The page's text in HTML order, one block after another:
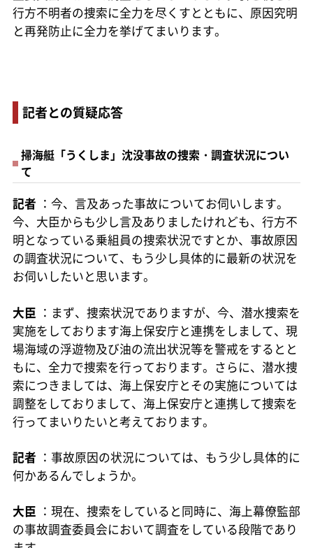
行方不明者の捜索に全力を尽くすとともに、原因究明
と再発防止に全力を挙げてまいります。
記者との質疑応答
掃海艇「うくしま」沈没事故の捜索・調査状況につい
て
記者 ：今、言及あった事故についてお伺いします。
今、大臣からも少し言及ありましたけれども、行方不
明となっている乗組員の捜索状況ですとか、事故原因
の調査状況について、もう少し具体的に最新の状況を
お伺いしたいと思います。
大臣 ：まず、捜索状況でありますが、今、潜水捜索を
実施をしております海上保安庁と連携をしまして、現
場海域の浮遊物及び油の流出状況等を警戒をするとと
もに、全力で捜索を行っております。さらに、潜水捜
索につきましては、海上保安庁とその実施については
調整をしておりまして、海上保安庁と連携して捜索を
行ってまいりたいと考えております。
記者 ：事故原因の状況については、もう少し具体的に
何かあるんでしょうか。
大臣 ：現在、捜索をしていると同時に、海上幕僚監部
の事故調査委員会において調査をしている段階であり